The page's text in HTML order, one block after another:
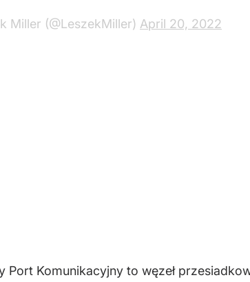
Miller (@LeszekMiller) April 20, 2022
Port Komunikacyjny to węzeł